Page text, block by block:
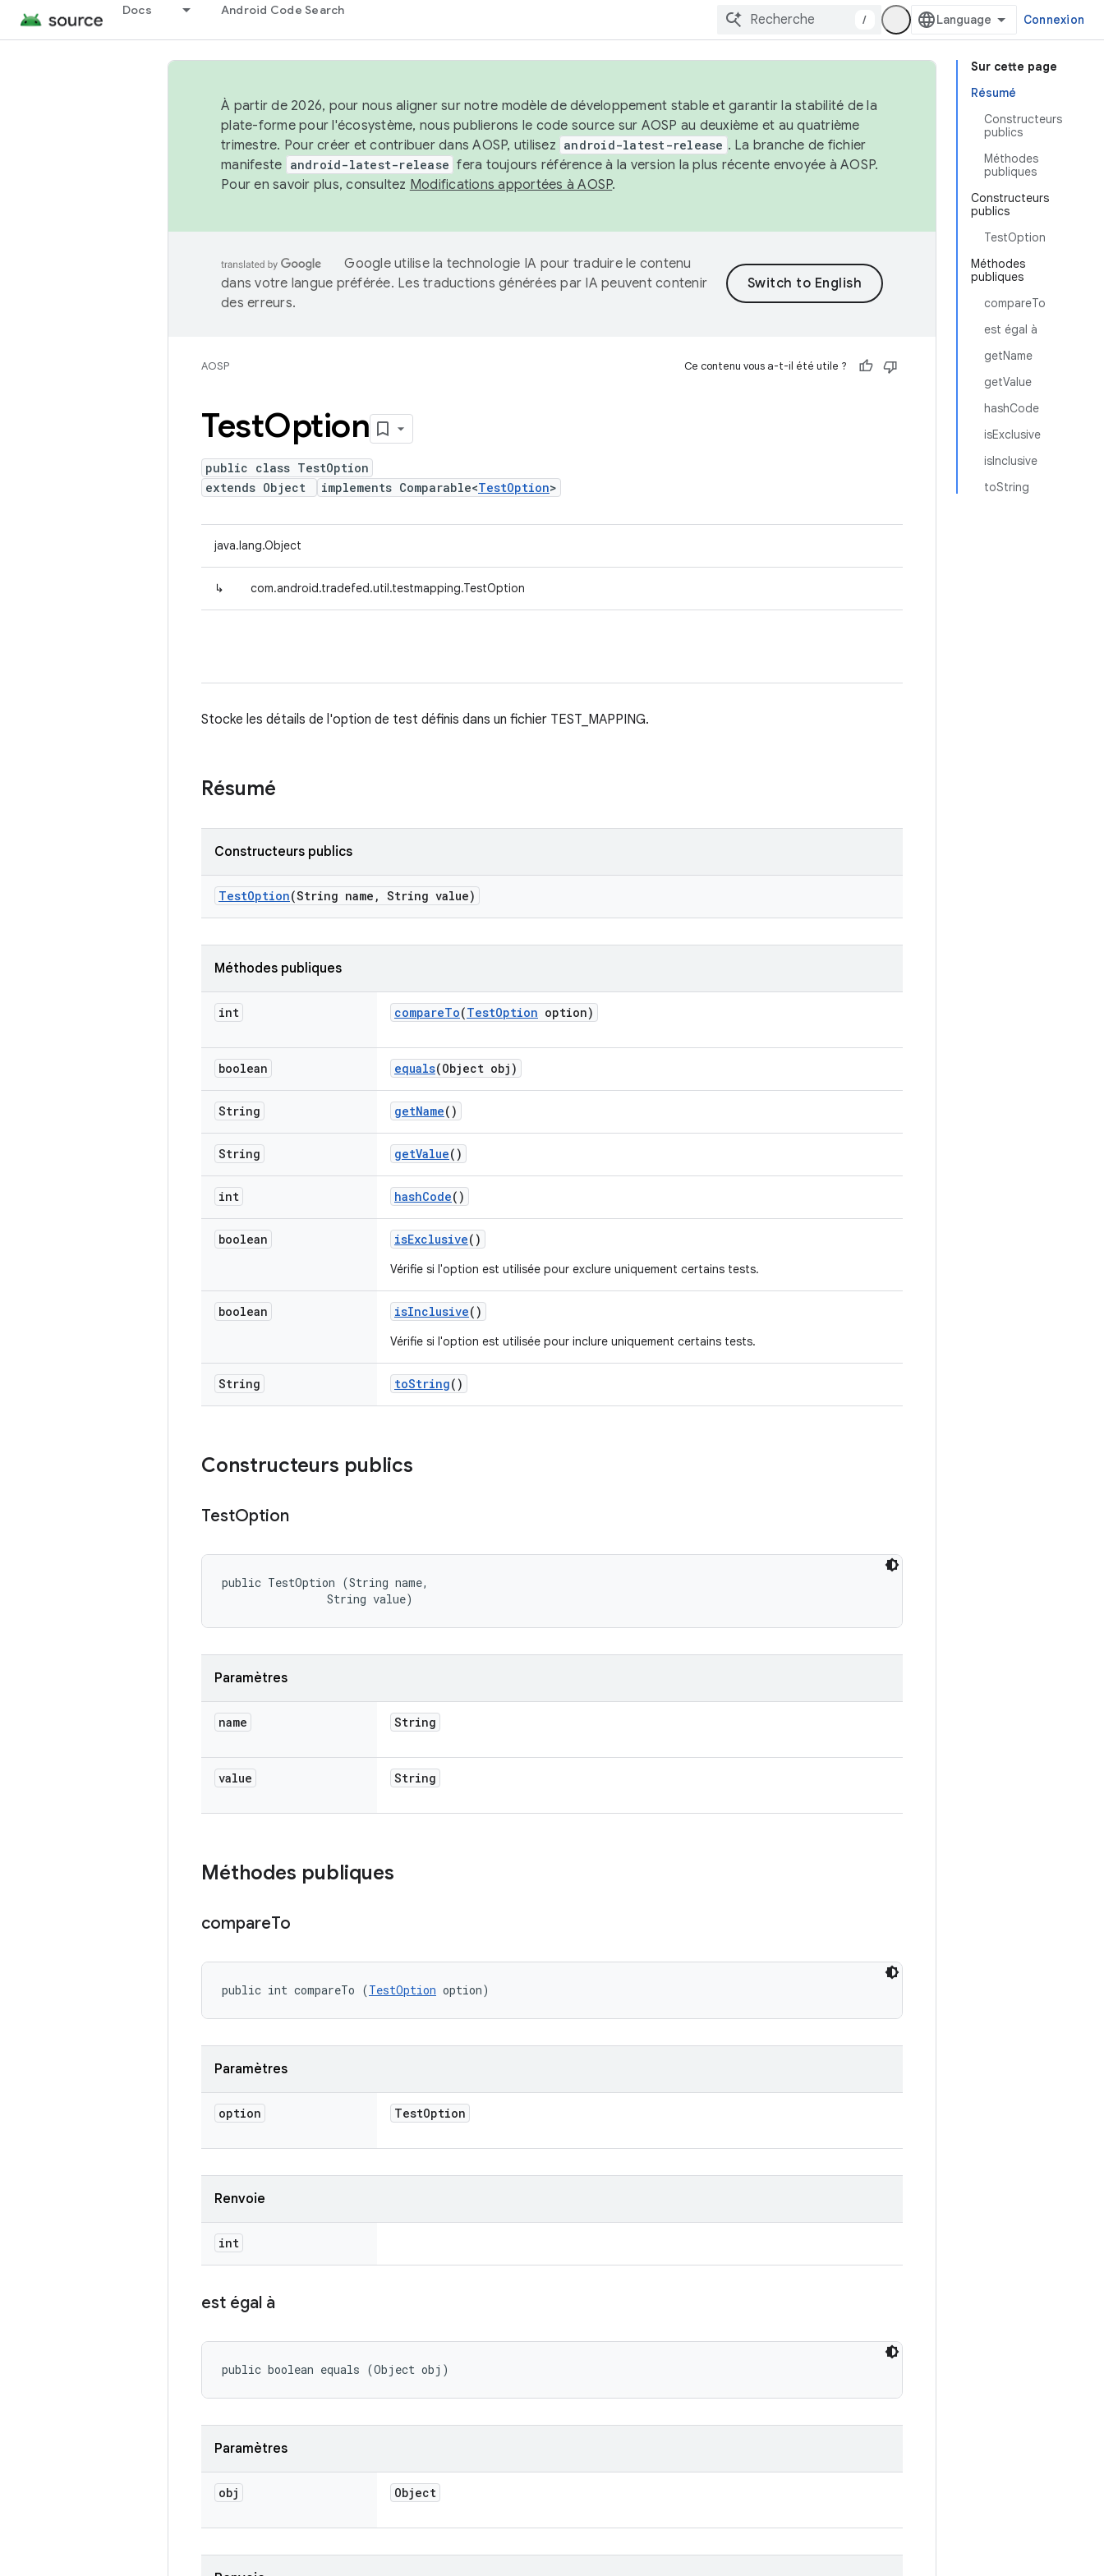
Docs Android Code Search
/ Connexion
Sur cette page
Résumé
Constructeurs
publics
Méthodes
publiques
Constructeurs
publics
TestOption
Méthodes
publiques
compareTo
est égal à
getName
getValue
hashCode
isExclusive
isInclusive
toString
À partir de 2026, pour nous aligner sur notre modèle de développement stable et garantir la stabilité de la
plate-forme pour l'écosystème, nous publierons le code source sur AOSP au deuxième et au quatrième
trimestre. Pour créer et contribuer dans AOSP, utilisez android-latest-release . La branche de fichier
manifeste android-latest-release fera toujours référence à la version la plus récente envoyée à AOSP.
Pour en savoir plus, consultez Modifications apportées à AOSP.
Google utilise la technologie IA pour traduire le contenu
dans votre langue préférée. Les traductions générées par IA peuvent contenir
des erreurs.
AOSP Ce contenu vous a-t-il été utile ?
TestOption
public class TestOption
extends Object
implements Comparable<TestOption>
java.lang.Object
↳ com.android.tradefed.util.testmapping.TestOption
Stocke les détails de l'option de test définis dans un fichier TEST_MAPPING.
Résumé
Constructeurs publics
TestOption(String name , String value)
Méthodes publiques
int compareTo(TestOption option)
boolean equals(Object obj)
String getName()
String getValue()
int hashCode()
boolean isExclusive()
Vérifie si l'option est utilisée pour exclure uniquement certains tests.
boolean isInclusive()
Vérifie si l'option est utilisée pour inclure uniquement certains tests.
String toString()
Constructeurs publics
TestOption
public TestOption (String name,
                String value)
Paramètres
name String
value String
Méthodes publiques
compareTo
public int compareTo (TestOption option)
Paramètres
option TestOption
Renvoie
int
est égal à
public boolean equals (Object obj)
Paramètres
obj Object